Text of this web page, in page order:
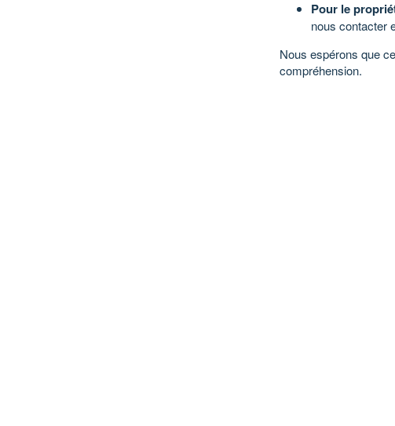
Pour le
nous contacter
Nous espérons que
compréhension.